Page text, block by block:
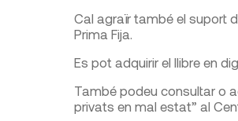
Cal agraïr també el suport
Prima Fija.
Es pot adquirir el llibre en
També podeu consultar o
privats en mal estat” al